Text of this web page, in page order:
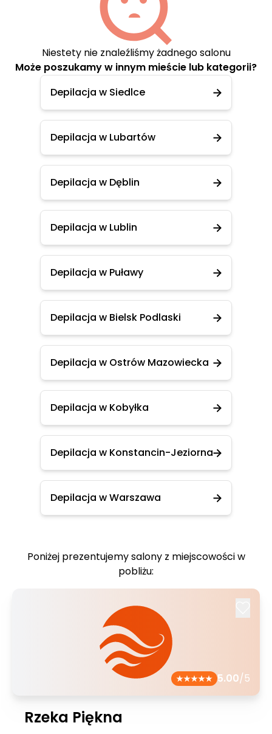
Niestety nie znaleźliśmy żadnego salonu
Może poszukamy w innym mieście lub kategorii?
Depilacja w Siedlce
Depilacja w Lubartów
Depilacja w Dęblin
Depilacja w Lublin
Depilacja w Puławy
Depilacja w Bielsk Podlaski
Depilacja w Ostrów Mazowiecka
Depilacja w Kobyłka
Depilacja w Konstancin-Jeziorna
Depilacja w Warszawa
Poniżej prezentujemy salony z miejscowości w
pobliżu:
5.00/5
Rzeka Piękna